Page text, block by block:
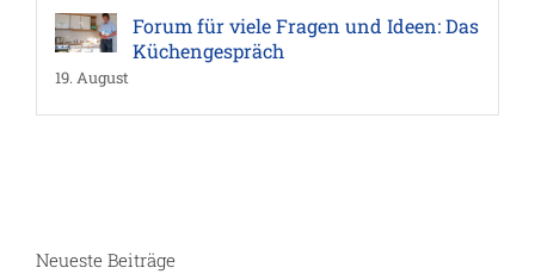
Forum für viele Fragen und Ideen: Das
Küchengespräch
19. August
Neueste Beiträge